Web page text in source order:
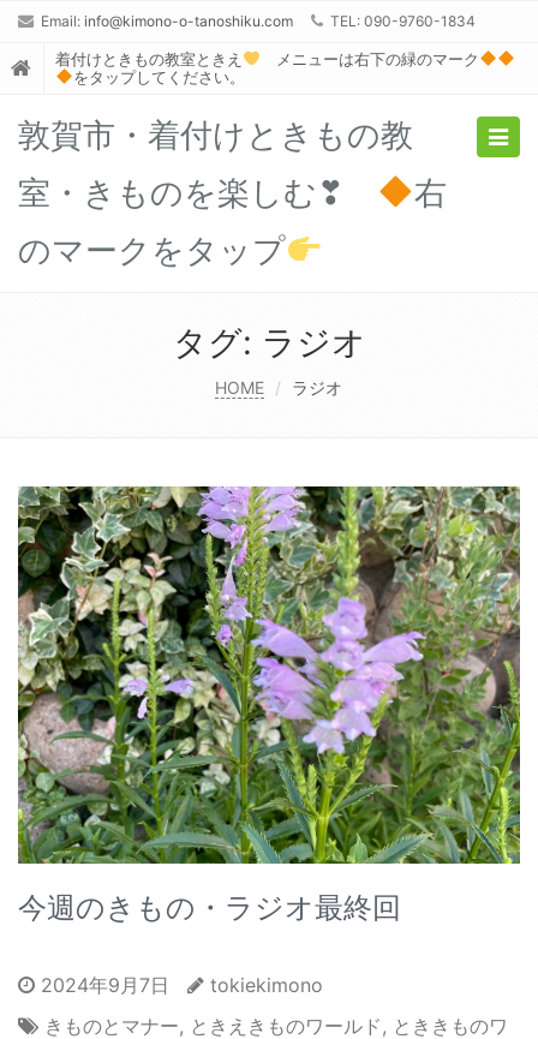
Email: info@kimono-o-tanoshiku.com TEL: 090-9760-1834
着付けときもの教室ときえ
メニューは右下の緑のマーク
をタップしてください。
敦賀市・着付けときもの教
室・きものを楽しむ❣
右
のマークをタップ
タグ: ラジオ
HOME ラジオ
今週のきもの・ラジオ最終回
2024年9月7日
tokiekimono
きものとマナー, ときえきものワールド , とききものワ